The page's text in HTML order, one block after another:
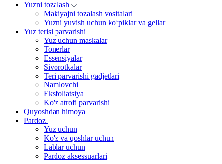
Yuzni tozalash
Makiyajni tozalash vositalari
Yuzni yuvish uchun ko‘piklar va gellar
Yuz terisi parvarishi
Yuz uchun maskalar
Tonerlar
Essensiyalar
Sivorotkalar
Teri parvarishi gadjetlari
Namlovchi
Eksfoliatsiya
Ko'z atrofi parvarishi
Quyoshdan himoya
Pardoz
Yuz uchun
Ko'z va qoshlar uchun
Lablar uchun
Pardoz aksessuarlari